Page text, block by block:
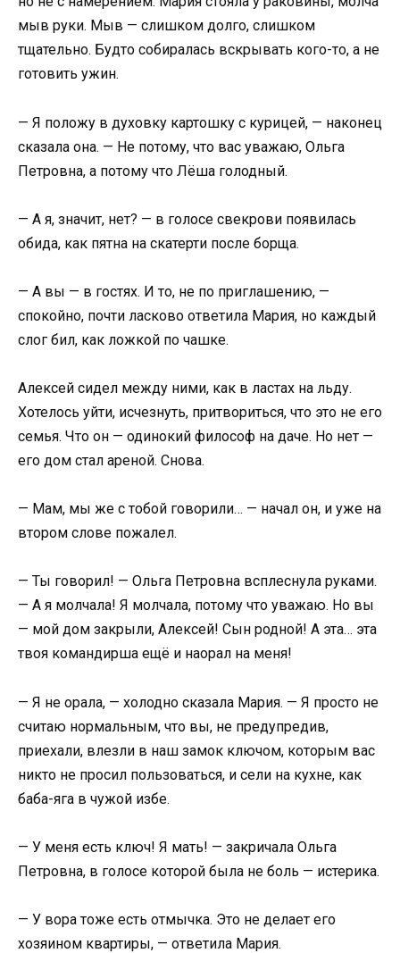
мыв руки. Мыв — слишком долго, слишком
тщательно. Будто собиралась вскрывать кого-то, а не
готовить ужин.
— Я положу в духовку картошку с курицей, — наконец
сказала она. — Не потому, что вас уважаю, Ольга
Петровна, а потому что Лёша голодный.
— А я, значит, нет? — в голосе свекрови появилась
обида, как пятна на скатерти после борща.
— А вы — в гостях. И то, не по приглашению, —
спокойно, почти ласково ответила Мария, но каждый
слог бил, как ложкой по чашке.
Алексей сидел между ними, как в ластах на льду.
Хотелось уйти, исчезнуть, притвориться, что это не его
семья. Что он — одинокий философ на даче. Но нет —
его дом стал ареной. Снова.
— Мам, мы же с тобой говорили… — начал он, и уже на
втором слове пожалел.
— Ты говорил! — Ольга Петровна всплеснула руками.
— А я молчала! Я молчала, потому что уважаю. Но вы
— мой дом закрыли, Алексей! Сын родной! А эта… эта
твоя командирша ещё и наорал на меня!
— Я не орала, — холодно сказала Мария. — Я просто не
считаю нормальным, что вы, не предупредив,
приехали, влезли в наш замок ключом, которым вас
никто не просил пользоваться, и сели на кухне, как
баба-яга в чужой избе.
— У меня есть ключ! Я мать! — закричала Ольга
Петровна, в голосе которой была не боль — истерика.
— У вора тоже есть отмычка. Это не делает его
хозяином квартиры, — ответила Мария.